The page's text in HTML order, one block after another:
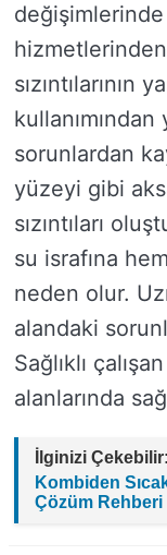
sızıntılarının
sorunlardan
yüzeyi gibi
sızıntıları
su israfına
neden olur.
alandaki
Sağlıklı
alanlarında
İlginizi Çekebilir:
Kombiden
Çözüm Rehberi